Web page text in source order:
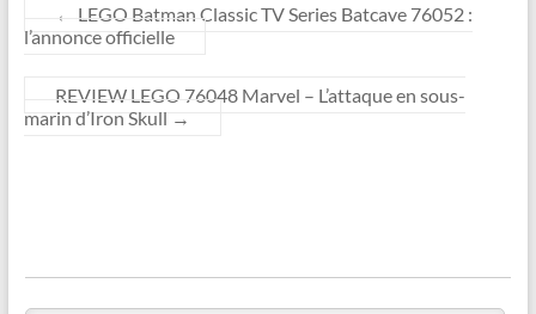
←
LEGO Batman Classic TV Series Batcave 76052 :
l’annonce officielle
REVIEW LEGO 76048 Marvel – L’attaque en sous-
marin d’Iron Skull →